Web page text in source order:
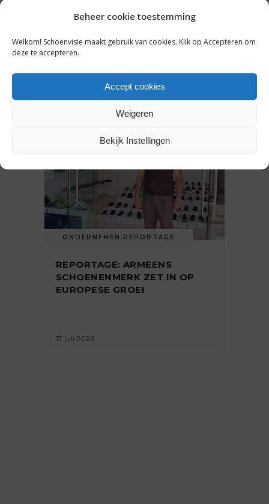
Beheer cookie toestemming
Welkom! Schoenvisie maakt gebruik van cookies. Klik op Accepteren om
deze te accepteren.
Accept cookies
Weigeren
Bekijk Instellingen
GEZIEN BIJ PITTI UOMO EN
SHIFT
20 juli 2026
ONDERNEMEN , REPORTAGE
REPORTAGE: ARMEENS
SCHOENENMERK ZET IN OP
EUROPESE GROEI
17 juli 2026